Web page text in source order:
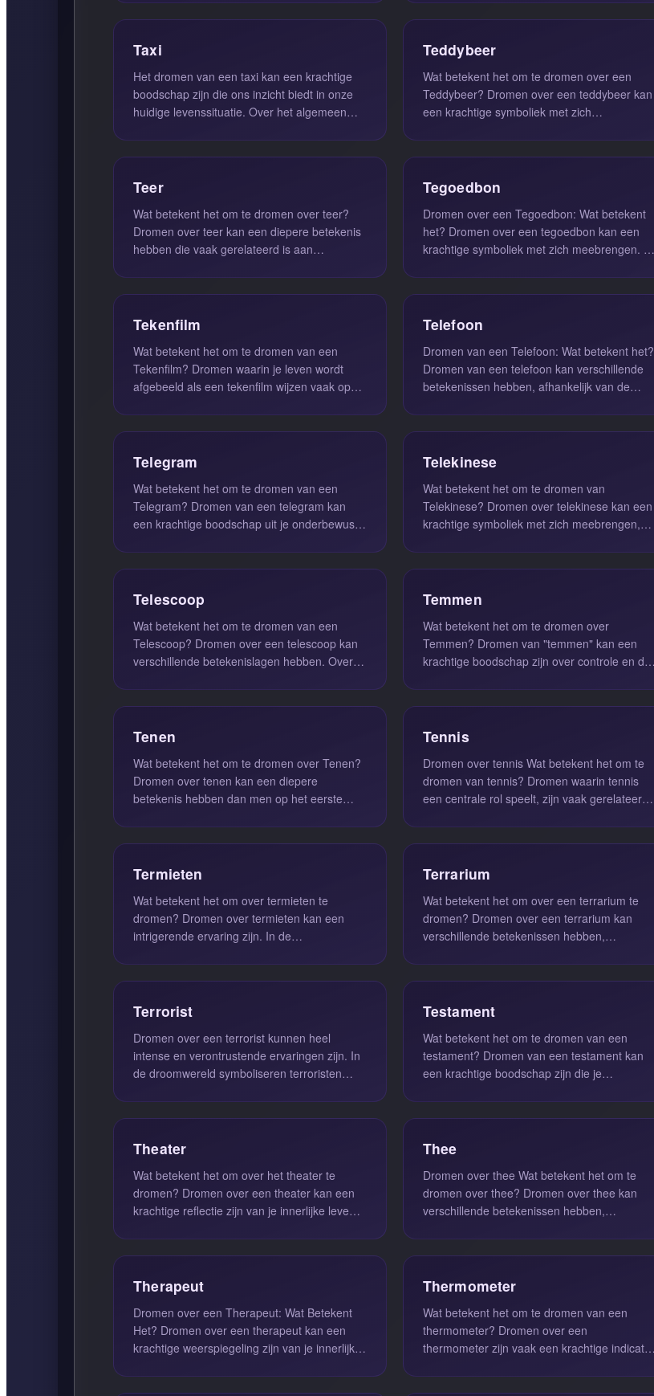
Taxi
Het dromen van een taxi kan een krachtige
boodschap zijn die ons inzicht biedt in onze
huidige levenssituatie. Over het algemeen
Teddybeer
Wat betekent het om te dromen over een
Teddybeer? Dromen over een teddybeer kan
een krachtige symboliek met zich
Teer
Wat betekent het om te dromen over teer?
Dromen over teer kan een diepere betekenis
hebben die vaak gerelateerd is aan
Tegoedbon
Dromen over een Tegoedbon: Wat betekent
het? Dromen over een tegoedbon kan een
krachtige symboliek met zich meebrengen. In
Tekenfilm
Wat betekent het om te dromen van een
Tekenfilm? Dromen waarin je leven wordt
afgebeeld als een tekenfilm wijzen vaak op
Telefoon
Dromen van een Telefoon: Wat betekent het?
Dromen van een telefoon kan verschillende
betekenissen hebben, afhankelijk van de
Telegram
Wat betekent het om te dromen van een
Telegram? Dromen van een telegram kan
een krachtige boodschap uit je onderbewuste
Telekinese
Wat betekent het om te dromen van
Telekinese? Dromen over telekinese kan een
krachtige symboliek met zich meebrengen,
Telescoop
Wat betekent het om te dromen van een
Telescoop? Dromen over een telescoop kan
verschillende betekenislagen hebben. Over
Temmen
Wat betekent het om te dromen over
Temmen? Dromen van "temmen" kan een
krachtige boodschap zijn over controle en de
Tenen
Wat betekent het om te dromen over Tenen?
Dromen over tenen kan een diepere
betekenis hebben dan men op het eerste
Tennis
Dromen over tennis Wat betekent het om te
dromen van tennis? Dromen waarin tennis
een centrale rol speelt, zijn vaak gerelateerd
Termieten
Wat betekent het om over termieten te
dromen? Dromen over termieten kan een
intrigerende ervaring zijn. In de
Terrarium
Wat betekent het om over een terrarium te
dromen? Dromen over een terrarium kan
verschillende betekenissen hebben,
Terrorist
Dromen over een terrorist kunnen heel
intense en verontrustende ervaringen zijn. In
de droomwereld symboliseren terroristen
Testament
Wat betekent het om te dromen van een
testament? Dromen van een testament kan
een krachtige boodschap zijn die je
Theater
Wat betekent het om over het theater te
dromen? Dromen over een theater kan een
krachtige reflectie zijn van je innerlijke leven
Thee
Dromen over thee Wat betekent het om te
dromen over thee? Dromen over thee kan
verschillende betekenissen hebben,
Therapeut
Dromen over een Therapeut: Wat Betekent
Het? Dromen over een therapeut kan een
krachtige weerspiegeling zijn van je innerlijke
Thermometer
Wat betekent het om te dromen van een
thermometer? Dromen over een
thermometer zijn vaak een krachtige indicatie